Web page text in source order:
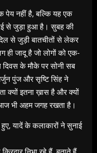
पेय नहीं है, बल्कि यह एक
से जुड़ा हुआ है। सुबह की
से जुड़ी बातचीतों से लेकर
जादू है जो लोगों को एक-
दिवस के मौके पर सोनी सब
पुंज और सृष्टि सिंह ने
क्यों इतना ख़ास है और क्यों
भी अहम जगह रखता है।
यादें के कलाकारों ने सुनाई